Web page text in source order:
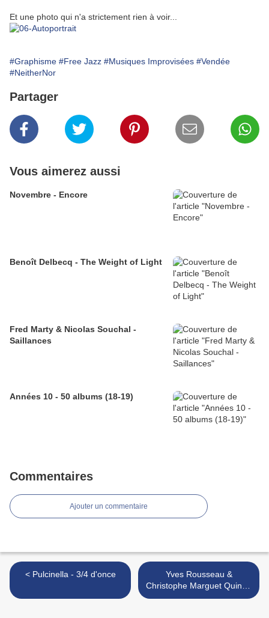
Et une photo qui n'a strictement rien à voir...
#Graphisme #Free Jazz #Musiques Improvisées #Vendée
#NeitherNor
Partager
Vous aimerez aussi
Novembre - Encore
Benoît Delbecq - The Weight of Light
Fred Marty & Nicolas Souchal -
Saillances
Années 10 - 50 albums (18-19)
Commentaires
Ajouter un commentaire
< Pulcinella - 3/4 d'once
Yves Rousseau &
Christophe Marguet Quintet
- Spirit Dance >